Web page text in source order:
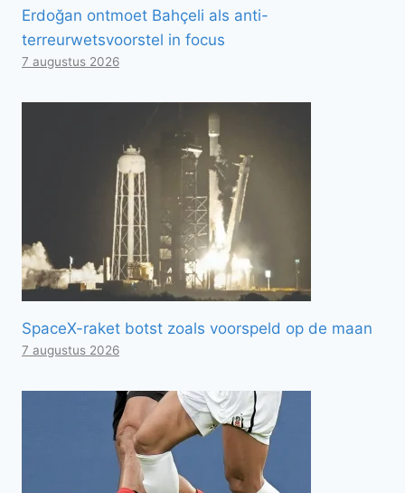
Erdoğan ontmoet Bahçeli als anti-
terreurwetsvoorstel in focus
7 augustus 2026
SpaceX-raket botst zoals voorspeld op de maan
7 augustus 2026